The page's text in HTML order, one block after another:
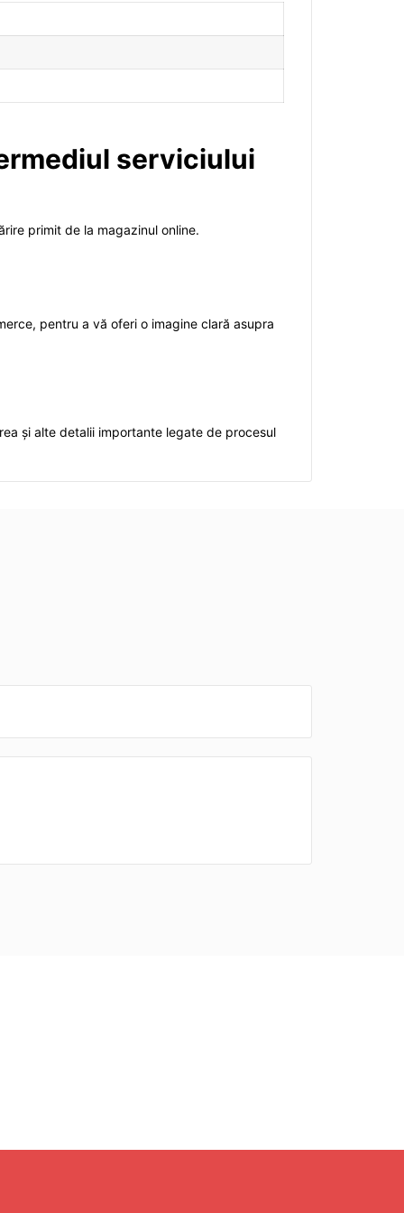
serviciului
primit de la magazinul online.
pentru a vă oferi o imagine clară asupra
și alte detalii importante legate de procesul